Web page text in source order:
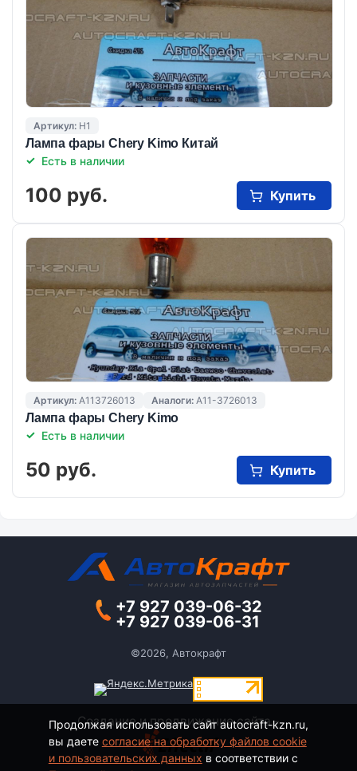
Артикул: H1
Лампа фары Chery Kimo Китай
Есть в наличии
100 руб. Купить
Артикул: A113726013 Аналоги: A11-3726013
Лампа фары Chery Kimo
Есть в наличии
50 руб. Купить
+7 927 039-06-32
+7 927 039-06-31
©2026, Автокрафт
Создание и продвижение сайта -
Продолжая использовать сайт autocraft-kzn.ru,
вы даете согласие на обработку файлов cookie
и пользовательских данных в соответствии с